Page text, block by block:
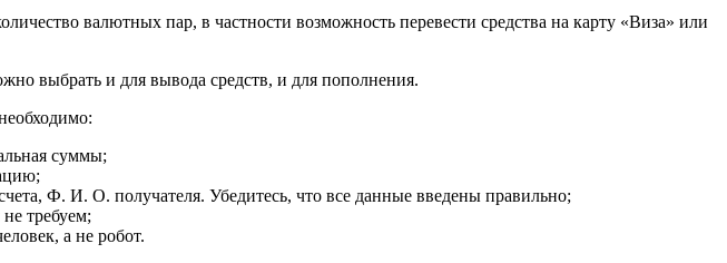
валютных пар, в частности возможность перевести средства на карту «Виза» или
выбрать и для вывода средств, и для пополнения.
суммы;
Ф. И. О. получателя. Убедитесь, что все данные введены правильно;
требуем;
а не робот.